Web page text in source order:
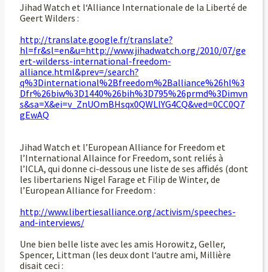
Jihad Watch et l‘Alliance Internationale de la Liberté de
Geert Wilders :
http://translate.google.fr/translate?
hl=fr&sl=en&u=http://www.jihadwatch.org/2010/07/ge
ert-wilderss-international-freedom-
alliance.html&prev=/search?
q%3Dinternational%2Bfreedom%2Balliance%26hl%3
Dfr%26biw%3D1440%26bih%3D795%26prmd%3Dimvn
s&sa=X&ei=v_ZnUOmBHsqx0QWLlYG4CQ&ved=0CC0Q7
gEwAQ
Jihad Watch et l’European Alliance for Freedom et
l’International Allaince for Freedom, sont reliés à
l’ICLA, qui donne ci-dessous une liste de ses affidés (dont
les libertariens Nigel Farage et Filip de Winter, de
l’European Alliance for Freedom :
http://www.libertiesalliance.org/activism/speeches-
and-interviews/
Une bien belle liste avec les amis Horowitz, Geller,
Spencer, Littman (les deux dont l‘autre ami, Millière
disait ceci :